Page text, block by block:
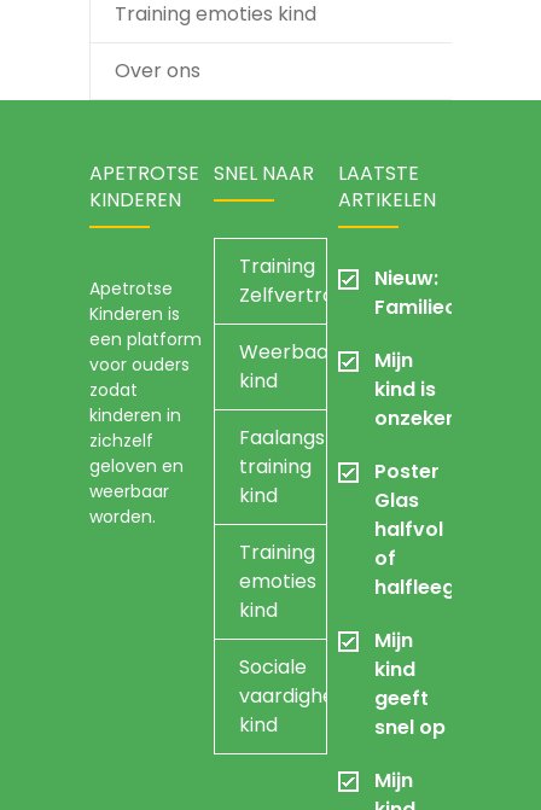
Training emoties kind
Over ons
APETROTSE
KINDEREN
Apetrotse
Kinderen is
een platform
voor ouders
zodat
kinderen in
zichzelf
geloven en
weerbaar
worden.
SNEL NAAR
Training
Zelfvertrouwen
Weerbaarheidstraining
kind
Faalangst
training
kind
Training
emoties
kind
Sociale
vaardigheidstraining
kind
LAATSTE
ARTIKELEN
Nieuw:
Mijn
kind is
onzeker
Poster
Glas
halfvol
of
halfleeg
Mijn
kind
geeft
snel op
Mijn